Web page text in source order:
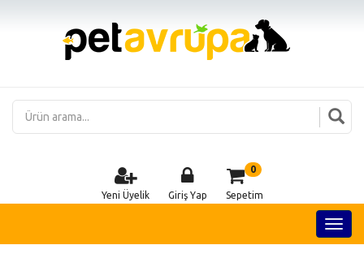
Yeni Üyelik Giriş Yap
0
Sepetim